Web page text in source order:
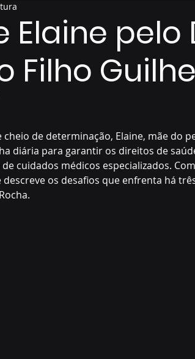
Elaine pelo
Filho
de determinação, Elaine, mãe do
diária para garantir os direitos de
cuidados médicos especializados.
os desafios que enfrenta há